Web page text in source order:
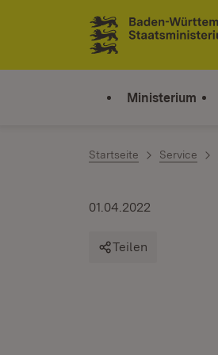
Zum Inhalt springen
Link zur Startseite
Ministerium
Startseite Service
01.04.2022
Teilen